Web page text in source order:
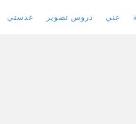
عني دروس تصوير عدستي